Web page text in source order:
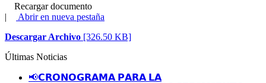
Recargar documento
|
Abrir en nueva pestaña
Descargar Archivo [326.50 KB]
Últimas Noticias
📢𝗖𝗥𝗢𝗡𝗢𝗚𝗥𝗔𝗠𝗔 𝗣𝗔𝗥𝗔 𝗟𝗔